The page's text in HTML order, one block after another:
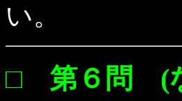
い。
□ 第６問 (